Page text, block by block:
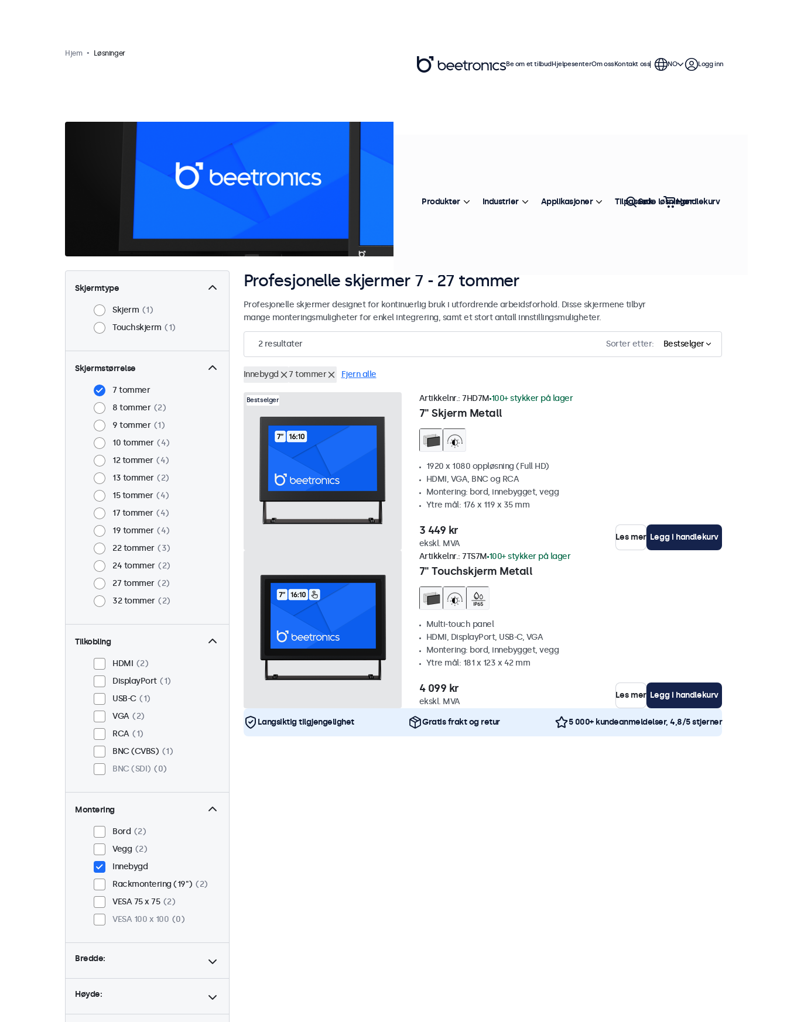
Hjem Løsninger
Skjermtype
Skjerm
1
Touchskjerm
1
Skjermstørrelse
7 tommer
8 tommer
2
9 tommer
1
10 tommer
4
12 tommer
4
13 tommer
2
15 tommer
4
17 tommer
4
19 tommer
4
22 tommer
3
24 tommer
2
27 tommer
2
32 tommer
2
Tilkobling
HDMI
2
DisplayPort
1
USB-C
1
VGA
2
RCA
1
BNC (CVBS)
1
BNC (SDI)
0
Montering
Bord
2
Vegg
2
Innebygd
Rackmontering (19")
2
VESA 75 x 75
2
VESA 100 x 100
0
Bredde:
Høyde:
Profesjonelle skjermer 7 - 27 tommer
Profesjonelle skjermer designet for kontinuerlig bruk i utfordrende arbeidsforhold. Disse skjermene tilbyr
mange monteringsmuligheter for enkel integrering, samt et stort antall innstillingsmuligheter.
2resultater Sorter etter: Bestselger
Innebygd 7 tommer Fjern alle
Bestselger
7" Skjerm Metall
Artikkelnr.: 7HD7M 100+ stykker på lager
1920 x 1080 oppløsning (Full HD)
HDMI, VGA, BNC og RCA
Montering: bord, innebygget, vegg
Ytre mål: 176 x 119 x 35 mm
3 449 kr
ekskl. MVA
Les mer Legg i handlekurv
7" Touchskjerm Metall
Artikkelnr.: 7TS7M 100+ stykker på lager
Multi-touch panel
HDMI, DisplayPort, USB-C, VGA
Montering: bord, innebygget, vegg
Ytre mål: 181 x 123 x 42 mm
4 099 kr
ekskl. MVA
Les mer Legg i handlekurv
Langsiktig tilgjengelighet Gratis frakt og retur 5 000+ kundeanmeldelser, 4,8/5 stjerner
Be om et tilbudHjelpesenterOm ossKontakt oss NO Logg inn
Produkter Industrier Applikasjoner Tilpassede løsninger
Søk Handlekurv